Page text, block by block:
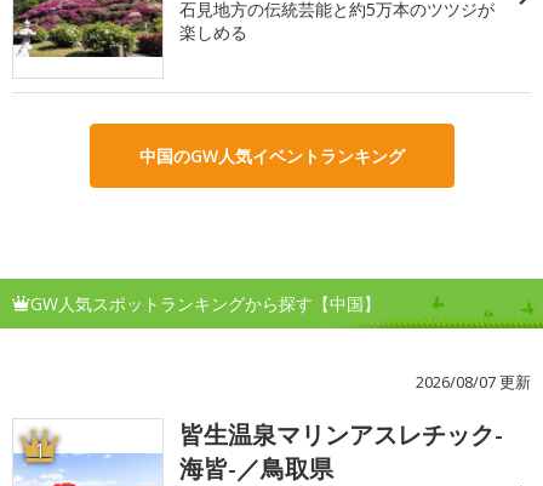
石見地方の伝統芸能と約5万本のツツジが
楽しめる
中国のGW人気イベントランキング
GW人気スポットランキングから探す【中国】
2026/08/07 更新
1
皆生温泉マリンアスレチック-
海皆-／鳥取県